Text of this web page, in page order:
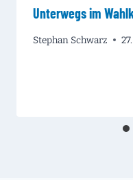
Unterwegs im
Stephan Schwarz